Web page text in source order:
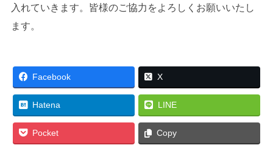
入れていきます。皆様のご協力をよろしくお願いいたし
ます。
Facebook X
Hatena LINE
Pocket Copy